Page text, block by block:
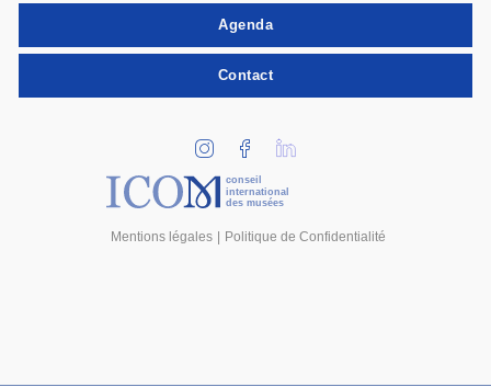
Agenda
Contact
conseil
international
des musées
Mentions légales Politique de Confidentialité